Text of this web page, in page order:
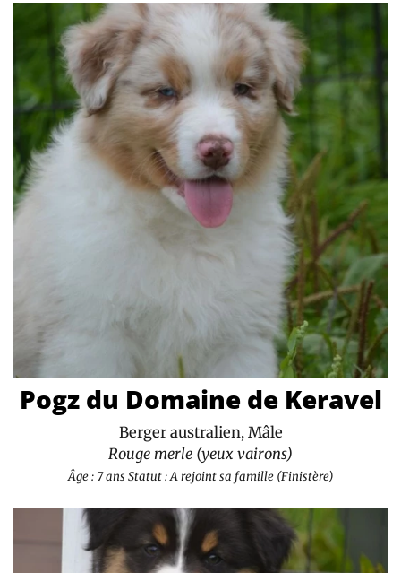
Pogz du Domaine de Keravel
Berger australien, Mâle
Rouge merle (yeux vairons)
Âge : 7 ans Statut : A rejoint sa famille (Finistère)